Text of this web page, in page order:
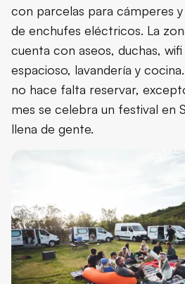
con parcelas para cámperes
de enchufes eléctricos. La
cuenta con aseos, duchas,
espacioso, lavandería y
no hace falta reservar,
mes se celebra un festival en
llena de gente.